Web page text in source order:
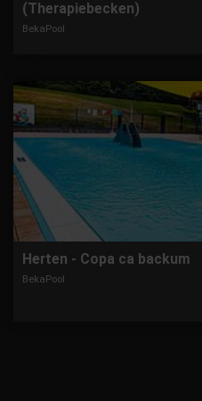
(Therapiebecken)
BekaPool
Herten - Copa ca backum
BekaPool